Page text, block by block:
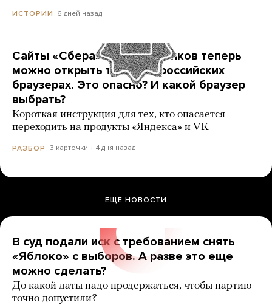
ИСТОРИИ 6 дней назад
Сайты «Сбера» и других банков теперь
можно открыть только в российских
браузерах. Это опасно? И какой браузер
выбрать?
Короткая инструкция для тех, кто опасается
переходить на продукты «Яндекса» и VK
РАЗБОР 3 карточки 4 дня назад
ЕЩЕ НОВОСТИ
В суд подали иск с требованием снять
«Яблоко» с выборов. А разве это еще
можно сделать?
До какой даты надо продержаться, чтобы партию
точно допустили?